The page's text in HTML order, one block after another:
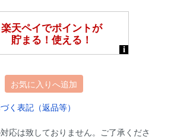
お気に入りへ追加
く表記（返品等）
応は致しておりません。ご了承くださ